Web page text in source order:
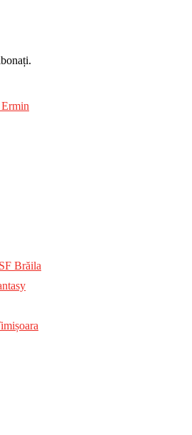
Ermin
Brăila